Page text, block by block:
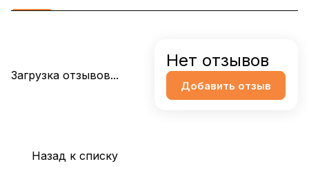
Загрузка отзывов...
Нет отзывов
Добавить отзыв
Назад к списку